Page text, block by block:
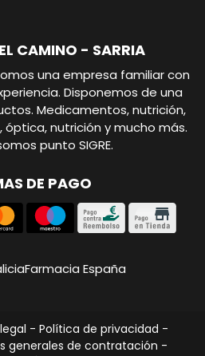
CAMINO - SARRIA
una empresa familiar con
Disponemos de una
Medicamentos, nutrición,
nutrición y mucho más.
punto SIGRE.
DE PAGO
Farmacia España
- Política de privacidad -
generales de contratación -